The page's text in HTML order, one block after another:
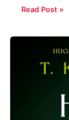
Read Post »
Kingfisher:
Holtak